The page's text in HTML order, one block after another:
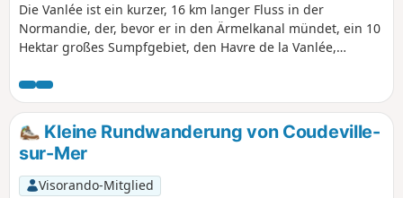
Die Vanlée ist ein kurzer, 16 km langer Fluss in der
Normandie, der, bevor er in den Ärmelkanal mündet, ein 10
Hektar großes Sumpfgebiet, den Havre de la Vanlée,
Salzwiesen, Grasflächen und Salinen bedeckt und wird von
einer überflutbaren Straße durchquert, die bei starker Flut
unter Wasser steht. Es wurden dort etwa 150 Vogelarten
gezählt. Außerdem gibt es dort Schafe und Kaninchen!
Kleine Rundwanderung von Coudeville-
sur-Mer
Visorando-Mitglied